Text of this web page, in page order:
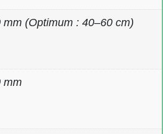
mm (Optimum : 40–60 cm)
mm